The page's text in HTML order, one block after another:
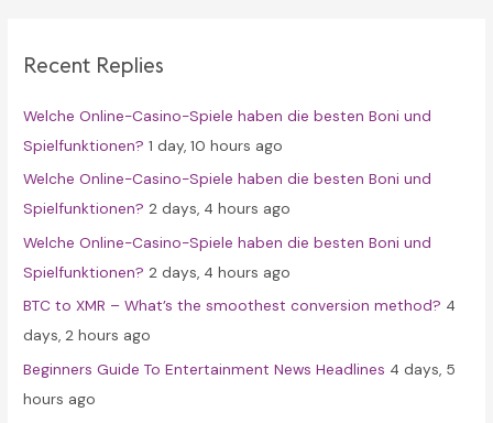
h
o
r
:
Recent Replies
Welche Online-Casino-Spiele haben die besten Boni und
Spielfunktionen? 1 day, 10 hours ago
Welche Online-Casino-Spiele haben die besten Boni und
Spielfunktionen? 2 days, 4 hours ago
Welche Online-Casino-Spiele haben die besten Boni und
Spielfunktionen? 2 days, 4 hours ago
BTC to XMR – What’s the smoothest conversion method? 4
days, 2 hours ago
Beginners Guide To Entertainment News Headlines 4 days, 5
hours ago